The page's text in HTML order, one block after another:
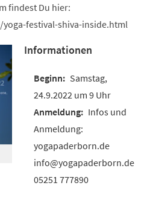
findest Du hier:
festival-shiva-inside.html
Informationen
Samstag,
24.9.2022 um 9 Uhr
Infos und
Anmeldung:
yogapaderborn.de
info@yogapaderborn.de
05251 777890